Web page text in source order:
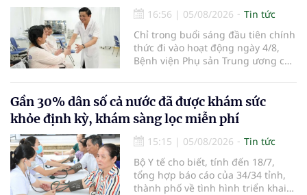
16:56 | 05/08/2026
Tin tức
Chỉ trong buổi sáng đầu tiên chính
thức đi vào hoạt động ngày 4/8,
Bệnh viện Phụ sản Trung ương cơ
em bé đầu tiên chào đời.
Gần 30% dân số cả nước đã được khám sức
khỏe định kỳ, khám sàng lọc miễn phí
15:15 | 05/08/2026
Tin tức
Bộ Y tế cho biết, tính đến 18/7,
tổng hợp báo cáo của 34/34 tỉnh,
thành phố về tình hình triển khai